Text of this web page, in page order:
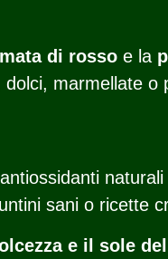
di rossoe la
marmellate o
naturali
sani o ricette
e il sole